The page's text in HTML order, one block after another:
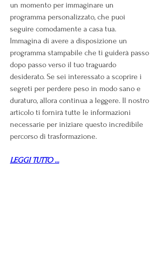
un momento per immaginare un
programma personalizzato, che puoi
seguire comodamente a casa tua.
Immagina di avere a disposizione un
programma stampabile che ti guiderà passo
dopo passo verso il tuo traguardo
desiderato. Se sei interessato a scoprire i
segreti per perdere peso in modo sano e
duraturo, allora continua a leggere. Il nostro
articolo ti fornirà tutte le informazioni
necessarie per iniziare questo incredibile
percorso di trasformazione.
LEGGI TUTTO ...